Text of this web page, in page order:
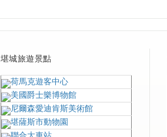
堪城旅遊景點
荷馬克遊客中心
美國爵士樂博物館
尼爾森愛迪肯斯美術館
堪薩斯市動物園